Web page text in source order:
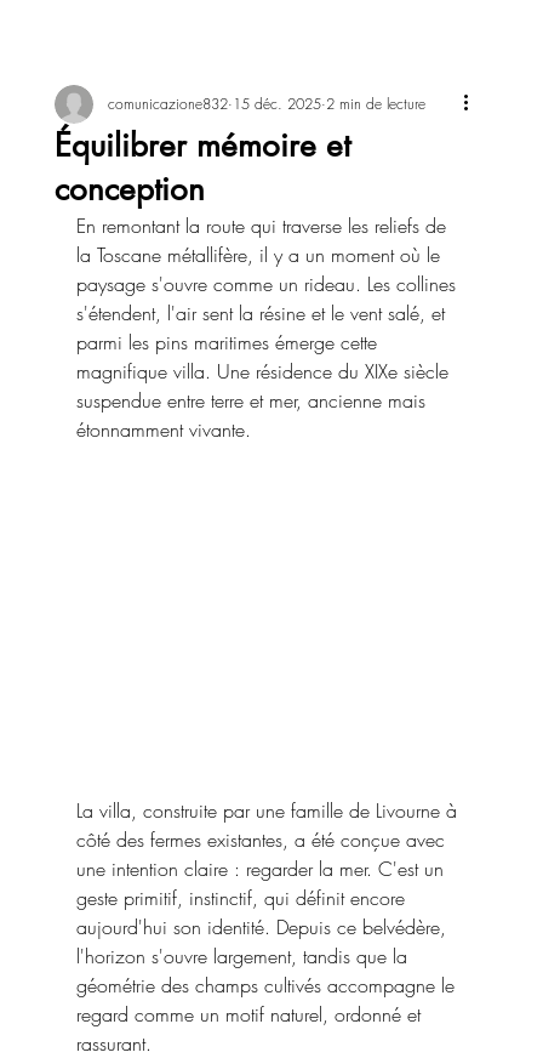
Équilibrer mémoire et
conception
comunicazione832 15 déc. 2025 2 min de lecture
En remontant la route qui traverse les reliefs de
la Toscane métallifère, il y a un moment où le
paysage s'ouvre comme un rideau. Les collines
s'étendent, l'air sent la résine et le vent salé, et
parmi les pins maritimes émerge cette
magnifique villa. Une résidence du XIXe siècle
suspendue entre terre et mer, ancienne mais
étonnamment vivante.
La villa, construite par une famille de Livourne à
côté des fermes existantes, a été conçue avec
une intention claire : regarder la mer. C'est un
geste primitif, instinctif, qui définit encore
aujourd'hui son identité. Depuis ce belvédère,
l'horizon s'ouvre largement, tandis que la
géométrie des champs cultivés accompagne le
regard comme un motif naturel, ordonné et
rassurant.